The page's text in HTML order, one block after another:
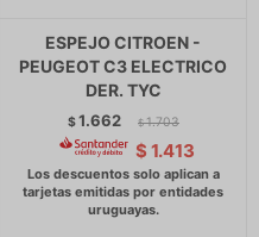
ESPEJO CITROEN -
PEUGEOT C3 ELECTRICO
DER. TYC
$1.662 $ 1.703
$ 1.413